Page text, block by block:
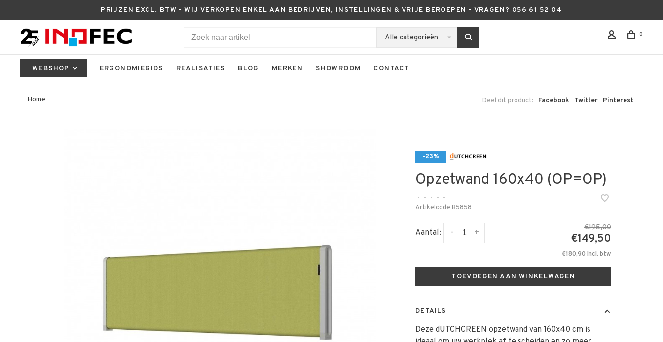
PRIJZEN EXCL. BTW - WIJ VERKOPEN ENKEL AAN BEDRIJVEN, INSTELLINGEN & VRIJE BEROEPEN - VRAGEN? 056 61 52 04
Alle categorieën 0
WEBSHOP ERGONOMIEGIDS REALISATIES BLOG MERKEN SHOWROOM CONTACT
Home Deel dit product: Facebook Twitter Pinterest
-23%
Opzetwand 160x40 (OP=OP)
• • • •
•
Artikelcode B5858
Aantal: +
-
€195,00
€149,50
€180,90 Incl. btw
TOEVOEGEN AAN WINKELWAGEN
DETAILS
Deze dUTCHCREEN opzetwand van 160x40 cm is